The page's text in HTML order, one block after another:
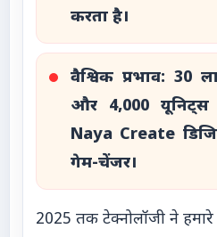
करता है।
वैश्विक प्रभाव: 30
और 4,000 यूनिट्स
Naya Create
गेम-चेंजर।
2025 तक टेक्नोलॉजी ने